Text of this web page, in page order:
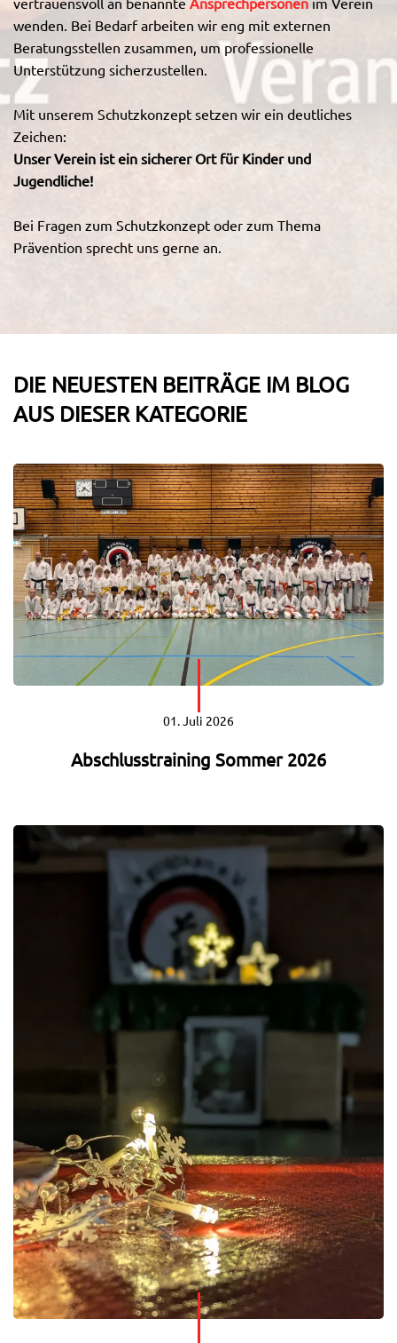
wenden. Bei Bedarf arbeiten wir eng mit externen
Beratungsstellen zusammen, um professionelle
Unterstützung sicherzustellen.
Mit unserem Schutzkonzept setzen wir ein deutliches
Zeichen:
Unser Verein ist ein sicherer Ort für Kinder und
Jugendliche!
Bei Fragen zum Schutzkonzept oder zum Thema
Prävention sprecht uns gerne an.
DIE NEUESTEN BEITRÄGE IM BLOG
AUS DIESER KATEGORIE
01. Juli 2026
Abschlusstraining Sommer 2026